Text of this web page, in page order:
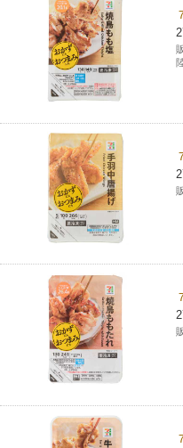
スポーツ振興くじ
行政サービス
保険
学び・教育
レジでApple Accountにチャ
オンラインフォトサービス
宅配ロッカー（店舗限定）
自転車シェアリング（店舗限
モバイルバッテリーシェア
モバイルWi-Fiバッテリーシ
荷物預かりサービス「
パウダースペース ラブン（
セブン‐イレブンの海外事業
データで見るセブン‐イレブン
セブン‐イレブンの「商品力
セブン-イレブンの横顔
セブン-イレブンの歴史
サステナビリティレポート
報告書ライブラリー
简体中文(服务)
한국어(서비스)
ภาษาไทย(บริการ)